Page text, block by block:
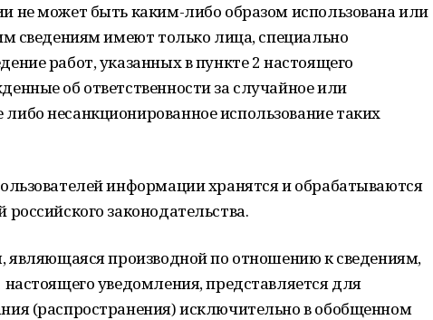
не может быть каким-либо образом использована или
сведениям имеют только лица, специально
работ, указанных в пункте 2 настоящего
об ответственности за случайное или
несанкционированное использование таких
информации хранятся и обрабатываются
законодательства.
являющаяся производной по отношению к сведениям,
уведомления, представляется для
(распространения) исключительно в обобщенном